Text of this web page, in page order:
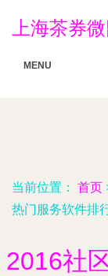
上海茶券
MENU
当前位置： 首页
热门服务软件排
2016社